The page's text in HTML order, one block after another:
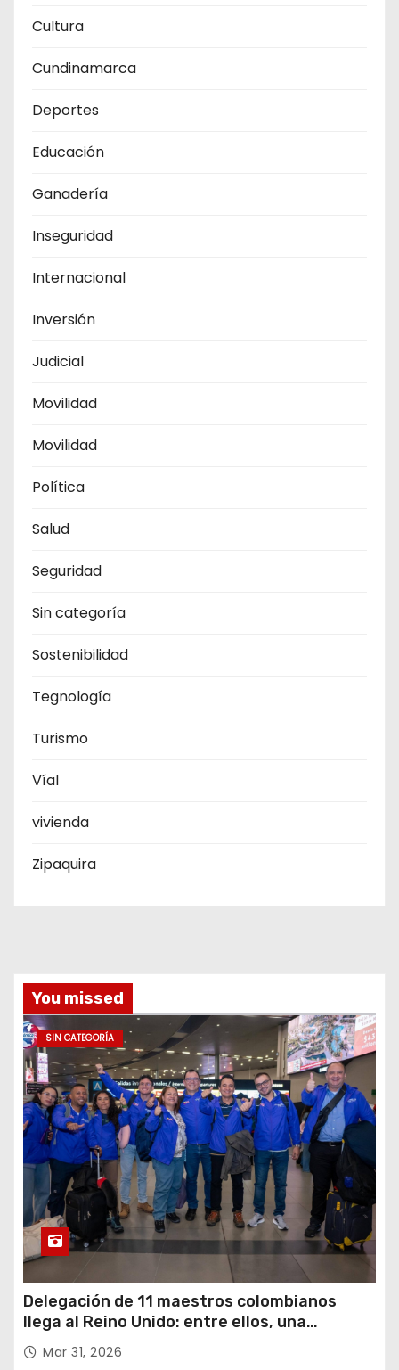
Cultura
Cundinamarca
Deportes
Educación
Ganadería
Inseguridad
Internacional
Inversión
Judicial
Movilidad
Movilidad
Política
Salud
Seguridad
Sin categoría
Sostenibilidad
Tegnología
Turismo
Víal
vivienda
Zipaquira
You missed
SIN CATEGORÍA
Delegación de 11 maestros colombianos
llega al Reino Unido: entre ellos, una
destacada profesora de Ubaté
Mar 31, 2026